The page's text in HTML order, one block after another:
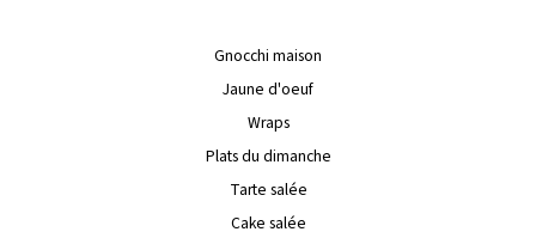
Gnocchi maison
Jaune d'oeuf
Wraps
Plats du dimanche
Tarte salée
Cake salée